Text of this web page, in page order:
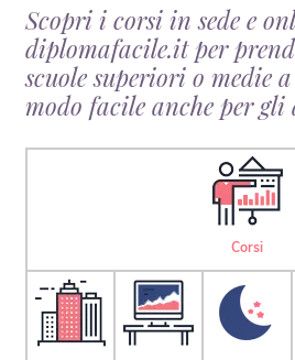
Scopri i corsi in sede e
diplomafacile.it per
scuole superiori o medie
modo facile anche per gli
Corsi